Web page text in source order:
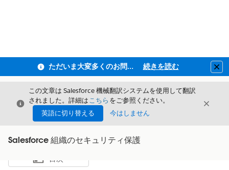
ただいま大変多くのお問い合わせをいただいており、ご連絡までにお時間を頂戴しております 続きを読む
閉じる
この文章は Salesforce 機械翻訳システムを使用して翻訳
されました。詳細はこちら をご参照ください。
英語に切り替える
今はしません
閉じる
Salesforce 組織のセキュリティ保護
目次を表示
目次